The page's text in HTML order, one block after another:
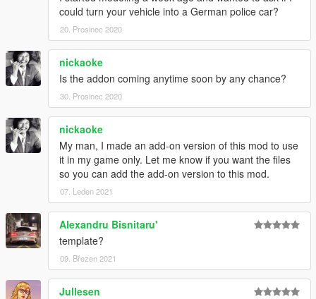
could turn your vehicle into a German police car?
20. Prosinec 2020
nickaoke
Is the addon coming anytime soon by any chance?
30. Prosinec 2020
nickaoke
My man, I made an add-on version of this mod to use
it in my game only. Let me know if you want the files
so you can add the add-on version to this mod.
07. Leden 2021
Alexandru Bisnitaru'
template?
09. Březen 2021
Jullesen